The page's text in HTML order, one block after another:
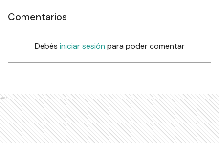
Comentarios
Debés iniciar sesión para poder comentar
Ads